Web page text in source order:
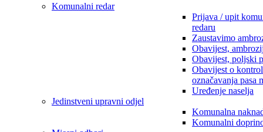
Komunalni redar
Prijava / upit
redaru
Zaustavimo
Obavijest,
Obavijest, poljski
Obavijest o
označavanja pasa
Uređenje naselja
Jedinstveni upravni odjel
Komunalna
Komunalni